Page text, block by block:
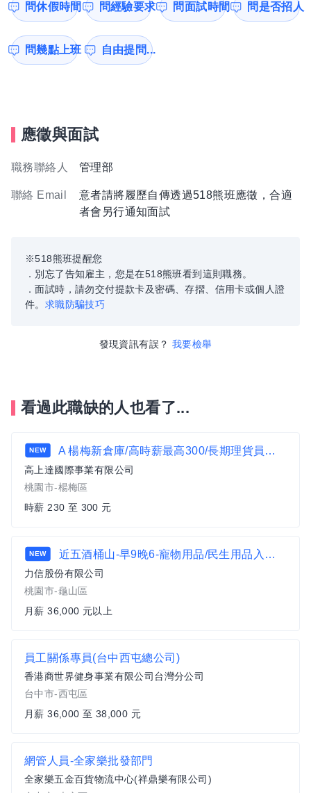
問休假時間 問經驗要求 問面試時間 問是否招人
問幾點上班 自由提問...
應徵與面試
職務聯絡人 管理部
聯絡 Email
意者請將履歷自傳透過518熊班應徵，合適
者會另行通知面試
※518熊班提醒您
．別忘了告知雇主，您是在518熊班看到這則職務。
．面試時，請勿交付提款卡及密碼、存摺、信用卡或個人證
件。 求職防騙技巧
發現資訊有誤？ 我要檢舉
看過此職缺的人也看了...
NEW A 楊梅新倉庫/高時薪最高300/長期理貨員招募/可日領/週領
高上達國際事業有限公司
桃園市-楊梅區
時薪 230 至 300 元
NEW 近五酒桶山-早9晚6-寵物用品/民生用品入貨整理B1
力信股份有限公司
桃園市-龜山區
月薪 36,000 元以上
員工關係專員(台中西屯總公司)
香港商世界健身事業有限公司台灣分公司
台中市-西屯區
月薪 36,000 至 38,000 元
網管人員-全家樂批發部門
全家樂五金百貨物流中心(祥鼎樂有限公司)